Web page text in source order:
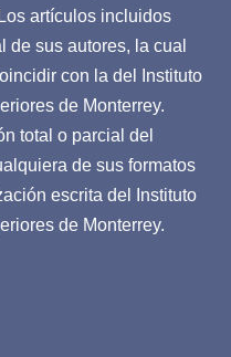
artículos incluidos
de sus autores, la cual
con la del Instituto
de Monterrey.
total o parcial del
de sus formatos
escrita del Instituto
de Monterrey.